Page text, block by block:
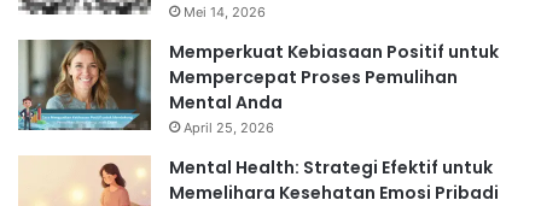
Mei 14, 2026
Memperkuat Kebiasaan Positif untuk
Mempercepat Proses Pemulihan
Mental Anda
April 25, 2026
Mental Health: Strategi Efektif untuk
Memelihara Kesehatan Emosi Pribadi